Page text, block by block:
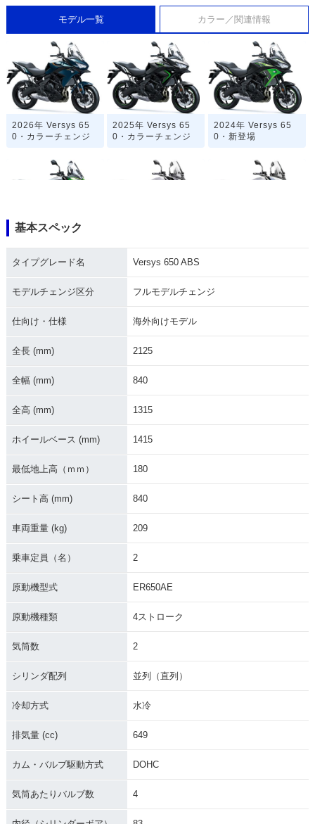
モデル一覧 カラー／関連情報
2026年 Versys 65
0・カラーチェンジ
2025年 Versys 65
0・カラーチェンジ
2024年 Versys 65
0・新登場
ジ
2016年 Versys 65
0・カラーチェンジ
ABS・フルモデルチ
2014年 Versys 650
ジ
2014年 Versys 65
ABS・カラーチェン
0・カラーチェンジ
2011年 Versys 65
2010年 Versys 650
基本スペック
タイプグレード名 Versys 650 ABS
モデルチェンジ区分 フルモデルチェンジ
仕向け・仕様 海外向けモデル
全長 (mm) 2125
全幅 (mm) 840
全高 (mm) 1315
ホイールベース (mm) 1415
最低地上高（ｍｍ） 180
シート高 (mm) 840
車両重量 (kg) 209
乗車定員（名） 2
原動機型式 ER650AE
原動機種類 4ストローク
気筒数 2
シリンダ配列 並列（直列）
冷却方式 水冷
排気量 (cc) 649
カム・バルブ駆動方式 DOHC
気筒あたりバルブ数 4